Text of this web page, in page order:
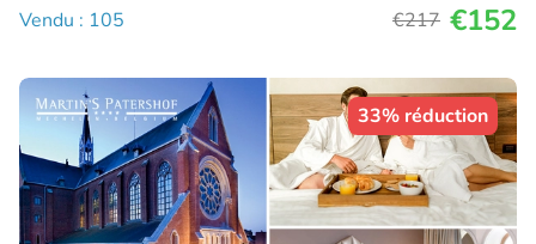
Vendu : 105
€217 €152
33% réduction